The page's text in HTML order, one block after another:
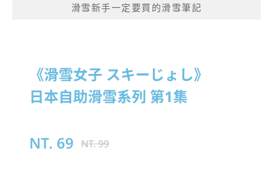
滑雪新手一定要買的滑雪筆記